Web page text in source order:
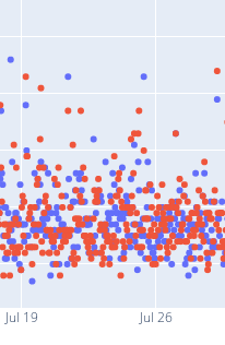
Jul 19 Jul 26